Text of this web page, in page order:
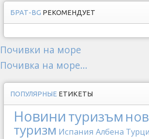
БРАТ-BG РЕКОМЕНДУЕТ
Почивки на море
Почивка на море...
ПОПУЛЯРНЫЕ ЕТИКЕТЫ
Новинитуризъм
туризм Испания Албена